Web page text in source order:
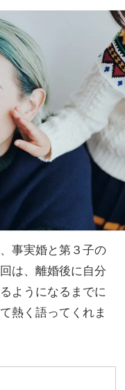
起き
が幸
運の
原動
力」
事実婚と第３子の
は、離婚後に自分
ようになるまでに
熱く語ってくれま